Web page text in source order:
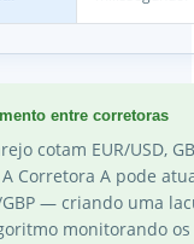
entre corretoras
cotam EUR/USD,
Corretora A pode
GBP — criando uma
monitorando